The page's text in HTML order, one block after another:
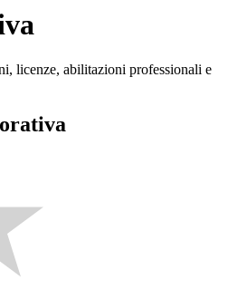
licenze, abilitazioni professionali e